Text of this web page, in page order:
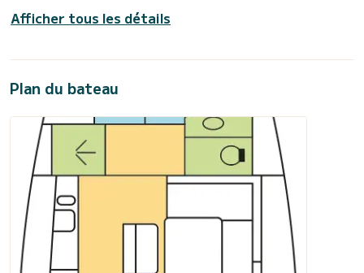
Afficher tous les détails
Plan du bateau